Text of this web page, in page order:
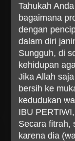
Tahukah
bagaimana
dengan
dalam diri
Sungguh, di
kehidupan
Jika Allah
bersih ke
kedudukan
IBU
Secara fitrah,
karena dia